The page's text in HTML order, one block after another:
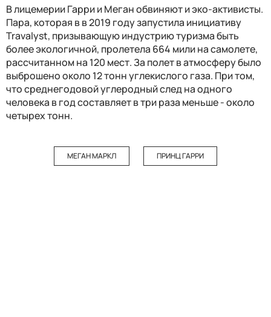
В лицемерии Гарри и Меган обвиняют и эко-активисты.
Пара, которая в в 2019 году запустила инициативу
Travalyst, призывающую индустрию туризма быть
более экологичной, пролетела 664 мили на самолете,
рассчитанном на 120 мест. За полет в атмосферу было
выброшено около 12 тонн углекислого газа. При том,
что среднегодовой углеродный след на одного
человека в год составляет в три раза меньше - около
четырех тонн.
МЕГАН МАРКЛ ПРИНЦ ГАРРИ